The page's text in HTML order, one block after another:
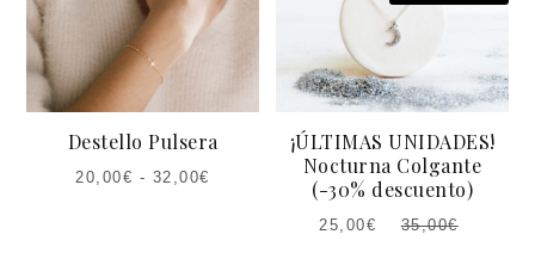
Destello Pulsera
20,00€ - 32,00€
¡ÚLTIMAS UNIDADES!
Nocturna Colgante
(-30% descuento)
35,00€
EL
25,00€
EL